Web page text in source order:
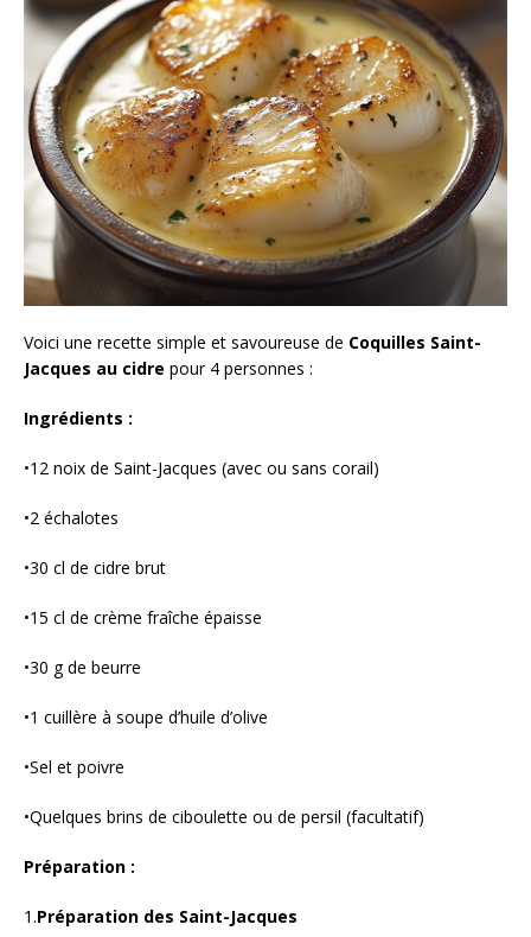
Voici une recette simple et savoureuse de Coquilles Saint-
Jacques au cidre pour 4 personnes :
Ingrédients :
•12 noix de Saint-Jacques (avec ou sans corail)
•2 échalotes
•30 cl de cidre brut
•15 cl de crème fraîche épaisse
•30 g de beurre
•1 cuillère à soupe d’huile d’olive
•Sel et poivre
•Quelques brins de ciboulette ou de persil (facultatif)
Préparation :
1.Préparation des Saint-Jacques